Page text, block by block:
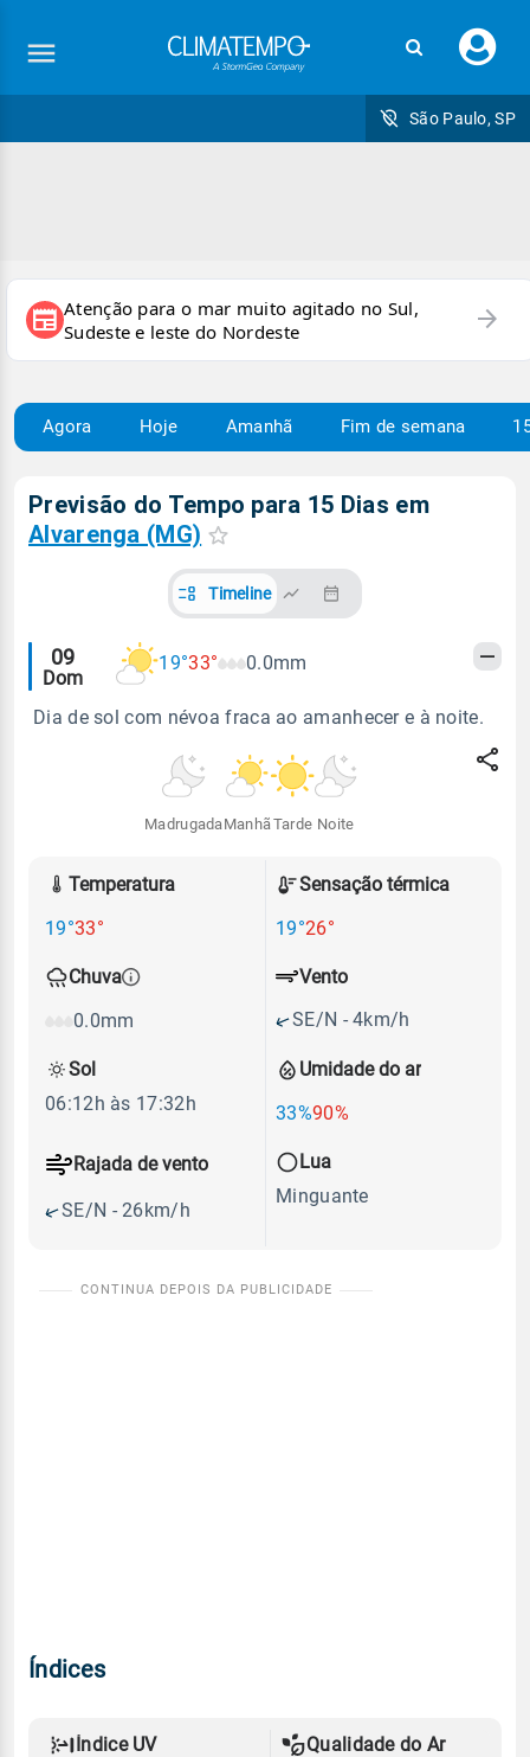
seu
São Paulo, SP
newspaper Atenção para o mar muito agitado no Sul,
Sudeste e leste do Nordeste
arrow_forward
Agora Hoje Amanhã Fim de semana
Previsão do Tempo para 15 Dias em
Alvarenga (MG)
Timeline
Alertas
meteorológicos
09
Dom
19°33° 0.0mm
Dia de sol com névoa fraca ao amanhecer e à noite.
Madrugada Manhã Tarde Noite
Temperatura
19°33°
Sensação térmica
19°26°
Chuva
0.0mm
Umidade do ar
33%90%
Vento
SE/N - 4km/h
Rajada de vento
SE/N - 26km/h
Sol
06:12h às 17:32h
Lua
Minguante
Índices
Índice UV Qualidade do Ar